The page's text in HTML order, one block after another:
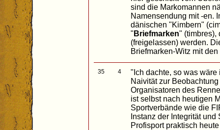
sind die Markomannen
Namensendung mit -en.
dänischen "Kimbern"
" Briefmarken" (timbres),
(freigelassen) werden.
Briefmarken-Witz mit
35 4
"Ich dachte, so was
Naivität zur
Organisatoren des
ist selbst nach heutigen
Sportverbände wie die
Instanz der Integrität
Profisport praktisch